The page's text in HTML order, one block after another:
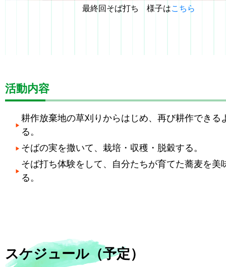
最終回そば打ち 様子はこちら
活動内容
耕作放棄地の草刈りからはじめ、再び耕作できる
る。
そばの実を撒いて、栽培・収穫・脱穀する。
そば打ち体験をして、自分たちが育てた蕎麦を美
る。
スケジュール（予定）